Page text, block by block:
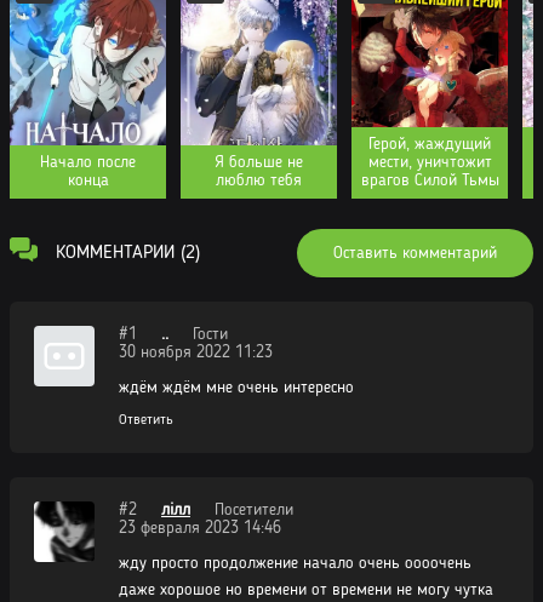
Начало после
конца
Я больше не
люблю тебя
Герой, жаждущий
мести, уничтожит
врагов Силой Тьмы
КОММЕНТАРИИ (2) Оставить комментарий
#1 ..
Гости
30 ноября 2022 11:23
ждём ждём мне очень интересно
Ответить
#2 лілл
Посетители
23 февраля 2023 14:46
жду просто продолжение начало очень оооочень
даже хорошое но времени от времени не могу чутка